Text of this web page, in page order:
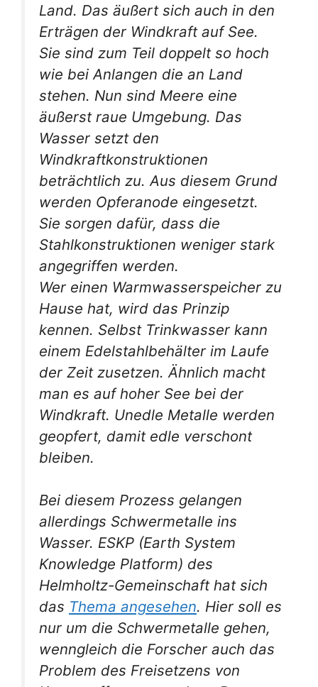
Land. Das äußert sich auch in den
Erträgen der Windkraft auf See.
Sie sind zum Teil doppelt so hoch
wie bei Anlangen die an Land
stehen. Nun sind Meere eine
äußerst raue Umgebung. Das
Wasser setzt den
Windkraftkonstruktionen
beträchtlich zu. Aus diesem Grund
werden Opferanode eingesetzt.
Sie sorgen dafür, dass die
Stahlkonstruktionen weniger stark
angegriffen werden.
Wer einen Warmwasserspeicher zu
Hause hat, wird das Prinzip
kennen. Selbst Trinkwasser kann
einem Edelstahlbehälter im Laufe
der Zeit zusetzen. Ähnlich macht
man es auf hoher See bei der
Windkraft. Unedle Metalle werden
geopfert, damit edle verschont
bleiben.
Bei diesem Prozess gelangen
allerdings Schwermetalle ins
Wasser. ESKP (Earth System
Knowledge Platform) des
Helmholtz-Gemeinschaft hat sich
das Thema angesehen. Hier soll es
nur um die Schwermetalle gehen,
wenngleich die Forscher auch das
Problem des Freisetzens von